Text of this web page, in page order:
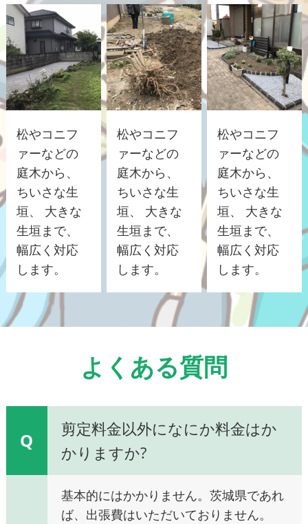
松やコニフ
ァーなどの
庭木から、
ちいさな生
垣、 大きな
生垣まで、
幅広く対応
します。
松やコニフ
ァーなどの
庭木から、
ちいさな生
垣、 大きな
生垣まで、
幅広く対応
します。
松やコニフ
ァーなどの
庭木から、
ちいさな生
垣、 大きな
生垣まで、
幅広く対応
します。
よくある質問
Q
剪定料金以外になにか料金はか
かりますか?
基本的にはかかりません。茨城県であれ
ば、出張費はいただいておりません。